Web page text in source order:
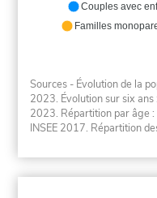
Couples avec
Familles
Sources - Évolution de la
2023. Évolution sur six ans
2023. Répartition par âge :
INSEE 2017. Répartition